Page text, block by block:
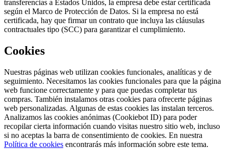
transferencias a Estados Unidos, la empresa debe estar certificada
según el Marco de Protección de Datos. Si la empresa no está
certificada, hay que firmar un contrato que incluya las cláusulas
contractuales tipo (SCC) para garantizar el cumplimiento.
Cookies
Nuestras páginas web utilizan cookies funcionales, analíticas y de
seguimiento. Necesitamos las cookies funcionales para que la página
web funcione correctamente y para que puedas completar tus
compras. También instalamos otras cookies para ofrecerte páginas
web personalizadas. Algunas de estas cookies las instalan terceros.
Analizamos las cookies anónimas (Cookiebot ID) para poder
recopilar cierta información cuando visitas nuestro sitio web, incluso
si no aceptas la barra de consentimiento de cookies. En nuestra
Política de cookies encontrarás más información sobre este tema.